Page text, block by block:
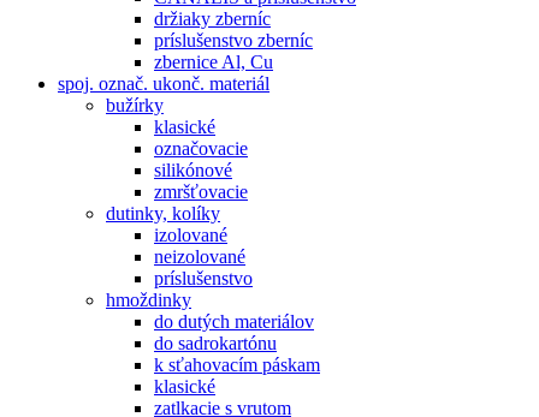
držiaky zberníc
príslušenstvo zberníc
zbernice Al, Cu
spoj. označ. ukonč. materiál
bužírky
klasické
označovacie
silikónové
zmršťovacie
dutinky, kolíky
izolované
neizolované
príslušenstvo
hmoždinky
do dutých materiálov
do sadrokartónu
k sťahovacím páskam
klasické
zatlkacie s vrutom